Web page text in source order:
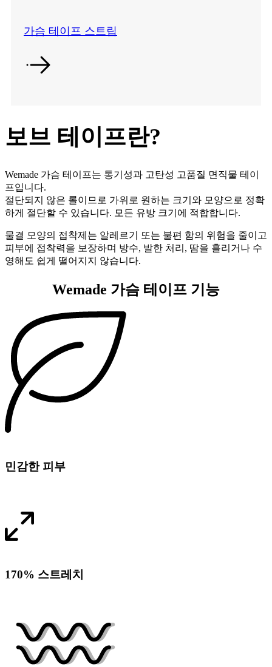
가슴 테이프 스트립
보브 테이프란?
Wemade 가슴 테이프는 통기성과 고탄성 고품질 면직물 테이
프입니다.
절단되지 않은 롤이므로 가위로 원하는 크기와 모양으로 정확
하게 절단할 수 있습니다. 모든 유방 크기에 적합합니다.
물결 모양의 접착제는 알레르기 또는 불편 함의 위험을 줄이고
피부에 접착력을 보장하며 방수, 발한 처리, 땀을 흘리거나 수
영해도 쉽게 떨어지지 않습니다.
Wemade 가슴 테이프 기능
민감한 피부
170% 스트레치